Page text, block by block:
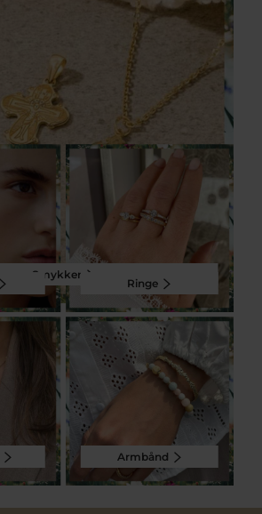
Smykker
Ringe
Armbånd